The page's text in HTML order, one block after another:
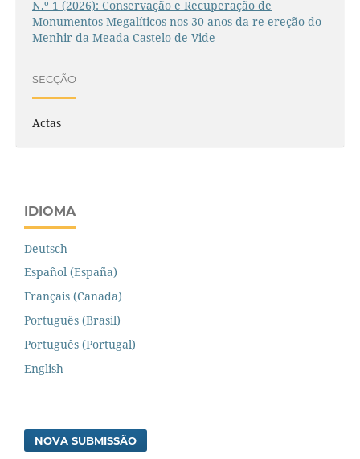
N.º 1 (2026): Conservação e Recuperação de
Monumentos Megalíticos nos 30 anos da re-ereção do
Menhir da Meada Castelo de Vide
SECÇÃO
Actas
IDIOMA
Deutsch
Español (España)
Français (Canada)
Português (Brasil)
Português (Portugal)
English
NOVA SUBMISSÃO